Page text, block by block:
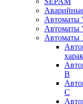
Автоматы
Автоматы
Автоматы
B
C